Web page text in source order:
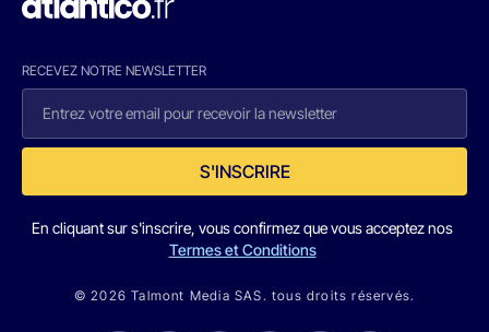
RECEVEZ NOTRE NEWSLETTER
S'INSCRIRE
En cliquant sur s'inscrire, vous confirmez que vous acceptez nos
Termes et Conditions
© 2026 Talmont Media SAS. tous droits réservés.